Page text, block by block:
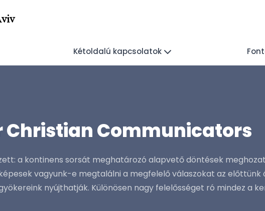
Kétoldalú kapcsolatok
Christian Communicators
a kontinens sorsát meghatározó alapvető döntések
vagyunk-e megtalálni a megfelelő válaszokat az előttünk
nyújthatják. Különösen nagy felelősséget ró mindez a